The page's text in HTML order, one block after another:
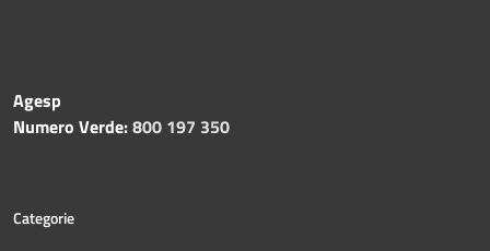
Agesp
Numero Verde:800 197 350
Categorie